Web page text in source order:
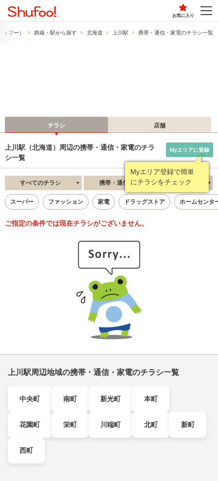
お気に入り
フー） 路線・駅から探す 北海道 上川駅 携帯・通信・家電のチラシ一覧
チラシ 店舗
上川駅（北海道）周辺の携帯・通信・家電のチラ
シ一覧
Myエリア登録で簡単
にチラシをチェック
Myエリアに登録
すべてのチラシ 携帯・通信・家電 新着順
スーパー ファッション 家電 ドラッグストア ホームセンタ
ご指定の条件では現在チラシがございません。
上川駅周辺地域の携帯・通信・家電のチラシ一覧
中央町 南町 新光町 本町
花園町 栄町 川端町 北町 新町
西町